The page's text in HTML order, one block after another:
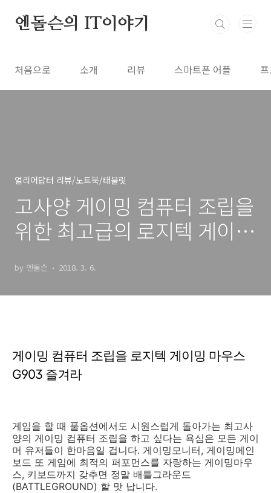
엔돌슨의 IT이야기
처음으로 소개 리뷰 스마트폰 어플
얼리어답터 리뷰/노트북/태블릿
고사양 게이밍 컴퓨터 조립을
위한 최고급의 로지텍 게이밍
by 엔돌슨 2018. 3. 6.
게이밍 컴퓨터 조립을 로지텍 게이밍 마우스
G903 즐겨라
게임을 할 때 풀옵션에서도 시원스럽게 돌아가는 최고사
양의 게이밍 컴퓨터 조립을 하고 싶다는 욕심은 모든 게이
머 유저들이 한마음일 겁니다. 게이밍모니터, 게이밍메인
보드 또 게임에 최적의 퍼포먼스를 자랑하는 게이밍마우
스, 키보드까지 갖추면 정말 배틀그라운드
(BATTLEGROUND) 할 맛 납니다.